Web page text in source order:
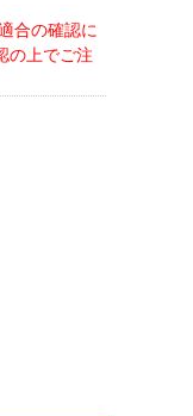
合の確認に
の上でご注